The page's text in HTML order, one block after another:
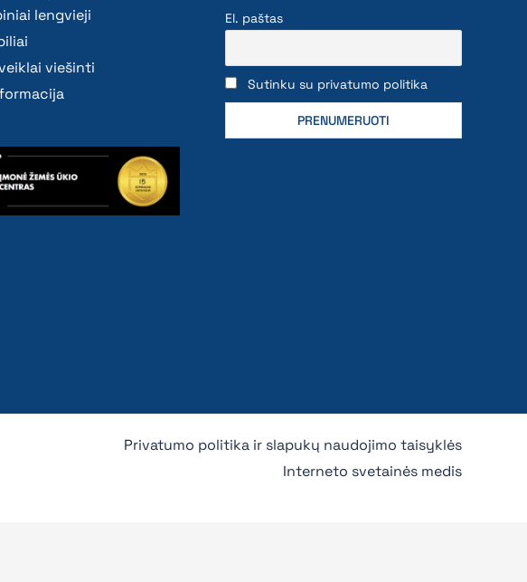
lengvieji
viešinti
El. paštas
Sutinku su privatumo politika
Privatumo politika ir slapukų naudojimo taisyklės
Interneto svetainės medis